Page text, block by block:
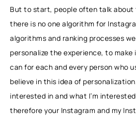
But to start, people often talk
there is no one algorithm for
algorithms and ranking processes
personalize the experience, to
can for each and every person who
believe in this idea of
interested in and what I’m
therefore your Instagram and my